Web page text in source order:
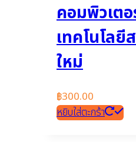
คอมพิวเต
เทคโนโลยี
ใหม่
฿300.00
หยิบใส่ตะกร้า